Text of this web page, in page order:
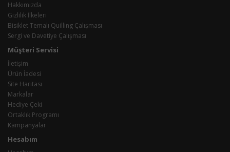
Hakkımızda
Gizlilik İlkeleri
Bisiklet Temalı Quilling Çalışması
Sergi ve Davetiye Çalışması
Müşteri Servisi
İletişim
Ürün İadesi
Site Haritası
Markalar
Hediye Çeki
Ortaklık Programı
Kampanyalar
Hesabım